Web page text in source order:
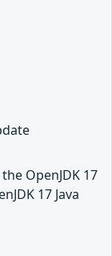
OpenJDK 17
17 Java